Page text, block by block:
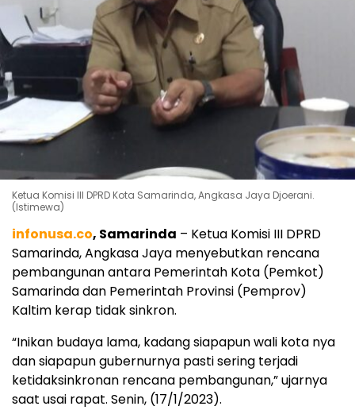
Ketua Komisi III DPRD Kota Samarinda, Angkasa Jaya Djoerani.
(Istimewa)
infonusa.co, Samarinda – Ketua Komisi III DPRD
Samarinda, Angkasa Jaya menyebutkan rencana
pembangunan antara Pemerintah Kota (Pemkot)
Samarinda dan Pemerintah Provinsi (Pemprov)
Kaltim kerap tidak sinkron.
“Inikan budaya lama, kadang siapapun wali kota nya
dan siapapun gubernurnya pasti sering terjadi
ketidaksinkronan rencana pembangunan,” ujarnya
saat usai rapat. Senin, (17/1/2023).